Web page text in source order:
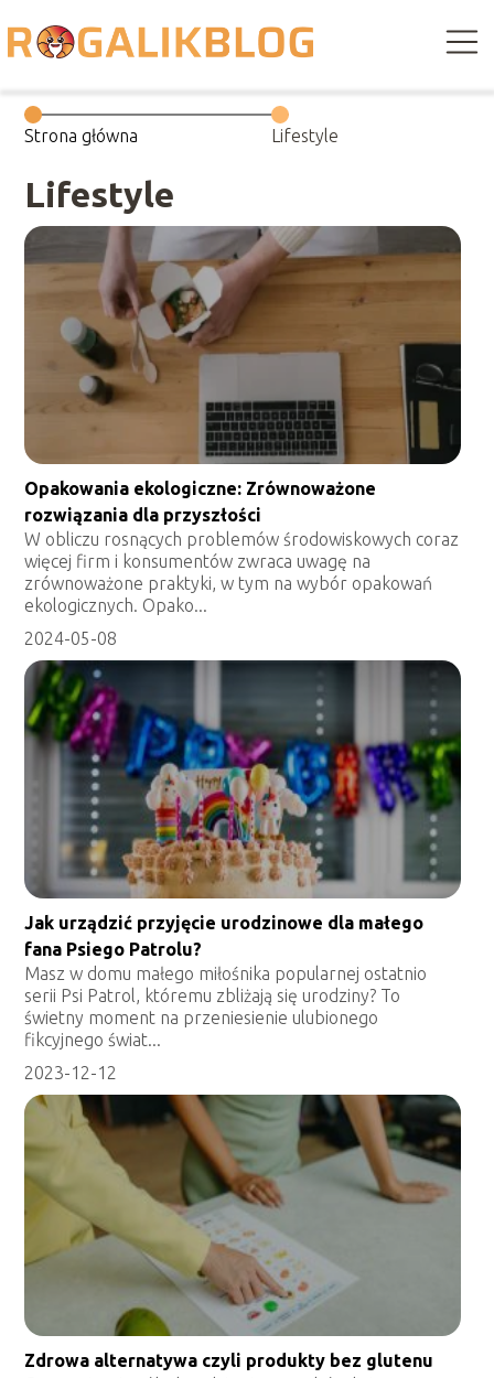
Strona główna Lifestyle
Lifestyle
Opakowania ekologiczne: Zrównoważone
rozwiązania dla przyszłości
W obliczu rosnących problemów środowiskowych coraz
więcej firm i konsumentów zwraca uwagę na
zrównoważone praktyki, w tym na wybór opakowań
ekologicznych. Opako...
2024-05-08
Jak urządzić przyjęcie urodzinowe dla małego
fana Psiego Patrolu?
Masz w domu małego miłośnika popularnej ostatnio
serii Psi Patrol, któremu zbliżają się urodziny? To
świetny moment na przeniesienie ulubionego
fikcyjnego świat...
2023-12-12
Zdrowa alternatywa czyli produkty bez glutenu